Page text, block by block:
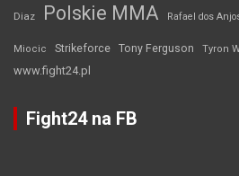
Diaz Polskie MMA Rafael dos
Miocic Strikeforce Tony Ferguson Tyron
www.fight24.pl
Fight24 na FB